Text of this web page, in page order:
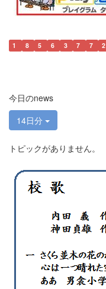
1 8 5 6 3 7 7 2
今日のnews
14日分
トピックがありません。